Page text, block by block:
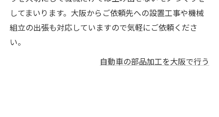
してまいります。大阪からご依頼先への設置工事や機械
組立の出張も対応していますので気軽にご依頼くださ
い。
自動車の部品加工を大阪で行う